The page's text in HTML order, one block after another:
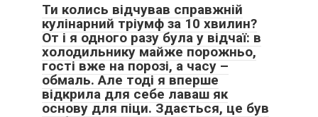
Ти колись відчував справжній
кулінарний тріумф за 10 хвилин?
От і я одного разу була у відчаї: в
холодильнику майже порожньо,
гості вже на порозі, а часу –
обмаль. Але тоді я вперше
відкрила для себе лаваш як
основу для піци. Здається, це був